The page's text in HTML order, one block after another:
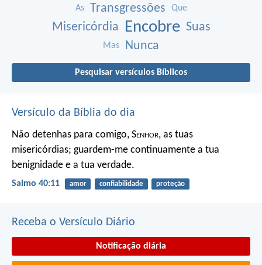
As Transgressões Que
Misericórdia Encobre Suas
Mas Nunca
Pesquisar versículos Bíblicos
Versículo da Bíblia do dia
Não detenhas para comigo, Senhor, as tuas
misericórdias; guardem-me continuamente a tua
benignidade e a tua verdade.
Salmo 40:11 amor confiabilidade proteção
Receba o Versículo Diário
Notificação diária